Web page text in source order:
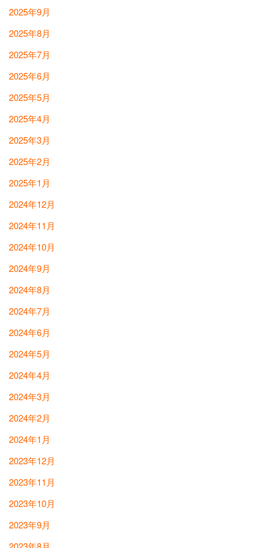
2025年9月
2025年8月
2025年7月
2025年6月
2025年5月
2025年4月
2025年3月
2025年2月
2025年1月
2024年12月
2024年11月
2024年10月
2024年9月
2024年8月
2024年7月
2024年6月
2024年5月
2024年4月
2024年3月
2024年2月
2024年1月
2023年12月
2023年11月
2023年10月
2023年9月